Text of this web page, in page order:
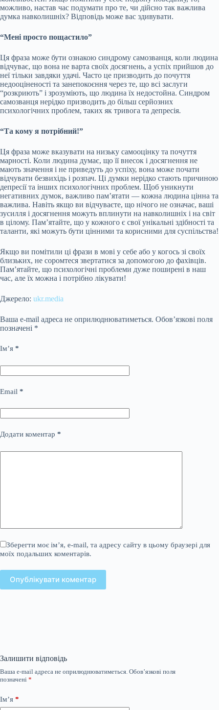
можливо, настав час подумати про те, чи дійсно так важлива
думка навколишніх? Відповідь може вас здивувати.
“Мені просто пощастило”
Ця фраза може бути ознакою синдрому самозванця, коли людина
відчуває, що вона не варта своїх досягнень, а успіх прийшов до
неї тільки завдяки удачі. Часто це призводить до почуття
недооціненості та занепокоєння через те, що всі заслуги
“розкриють” і зрозуміють, що людина їх недостойна. Синдром
самозванця нерідко призводить до більш серйозних
психологічних проблем, таких як тривога та депресія.
“Та кому я потрібний!”
Ця фраза може вказувати на низьку самооцінку та почуття
марності. Коли людина думає, що її внесок і досягнення не
мають значення і не приведуть до успіху, вона може почати
відчувати безвихідь і розпач. Ці думки нерідко стають причиною
депресії та інших психологічних проблем. Щоб уникнути
негативних думок, важливо пам’ятати — кожна людина цінна та
важлива. Навіть якщо ви відчуваєте, що нічого не означає, ваші
зусилля і досягнення можуть вплинути на навколишніх і на світ
в цілому. Пам’ятайте, що у кожного є свої унікальні здібності та
таланти, які можуть бути цінними та корисними для суспільства!
Якщо ви помітили ці фрази в мові у себе або у когось зі своїх
близьких, не соромтеся звертатися за допомогою до фахівців.
Пам’ятайте, що психологічні проблеми дуже поширені в наш
час, але їх можна і потрібно лікувати!
Джерело: ukr.media
Ваша e-mail адреса не оприлюднюватиметься. Обов’язкові поля
позначені *
Ім’я *
Email *
Додати коментар *
Зберегти моє ім’я, e-mail, та адресу сайту в цьому браузері для
моїх подальших коментарів.
Опублікувати коментар
Залишити відповідь
Ваша e-mail адреса не оприлюднюватиметься. Обов’язкові поля
позначені *
Ім’я *